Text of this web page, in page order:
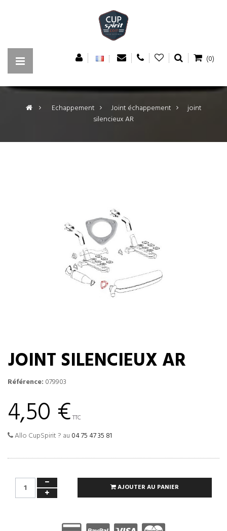
(0)
> Echappement > Joint échappement >
joint
silencieux AR
JOINT SILENCIEUX AR
Référence: 079903
4,50 € TTC
Allo CupSpirit ? au 04 75 47 35 81
AJOUTER AU PANIER